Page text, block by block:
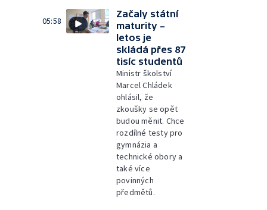
05:58
Začaly státní
maturity –
letos je
skládá přes 87
tisíc studentů
Ministr školství
Marcel Chládek
ohlásil, že
zkoušky se opět
budou měnit. Chce
rozdílné testy pro
gymnázia a
technické obory a
také více
povinných
předmětů.